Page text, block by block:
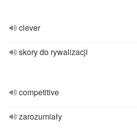
clever
skory do rywalizacji
competitive
zarozumiały